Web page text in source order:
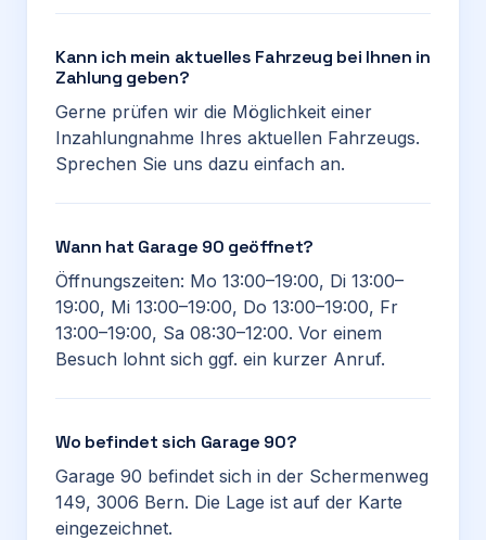
Kann ich mein aktuelles Fahrzeug bei Ihnen in
Zahlung geben?
Gerne prüfen wir die Möglichkeit einer
Inzahlungnahme Ihres aktuellen Fahrzeugs.
Sprechen Sie uns dazu einfach an.
Wann hat Garage 90 geöffnet?
Öffnungszeiten: Mo 13:00–19:00, Di 13:00–
19:00, Mi 13:00–19:00, Do 13:00–19:00, Fr
13:00–19:00, Sa 08:30–12:00. Vor einem
Besuch lohnt sich ggf. ein kurzer Anruf.
Wo befindet sich Garage 90?
Garage 90 befindet sich in der Schermenweg
149, 3006 Bern. Die Lage ist auf der Karte
eingezeichnet.